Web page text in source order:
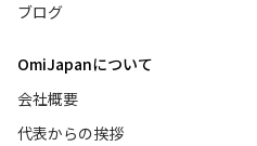
ブログ
OmiJapanについて
会社概要
代表からの挨拶